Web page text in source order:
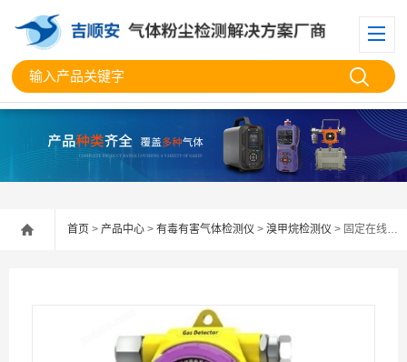
首页 > 产品中心 > 有毒有害气体检测仪 > 溴甲烷检测仪 > 固定在线式溴甲烷检测仪